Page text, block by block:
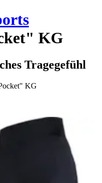
KG
Tragegefühl
KG